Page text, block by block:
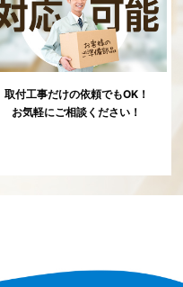
取付工事だけの依頼でもOK！
お気軽にご相談ください！